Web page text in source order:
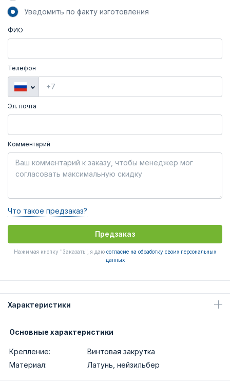
Уведомить по факту изготовления
ФИО
Телефон
Эл. почта
Комментарий
Что такое предзаказ?
Предзаказ
Нажимая кнопку "Заказать", я даю согласие на обработку своих персональных
данных
Характеристики
Основные характеристики
Крепление:
Винтовая закрутка
Материал:
Латунь, нейзильбер